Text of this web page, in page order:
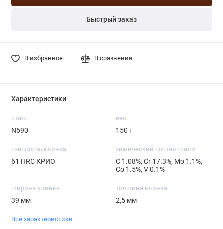
Быстрый заказ
В избранное В сравнение
Характеристики
сталь
N690
вес
150 г
твердость клинка
61 HRC КРИО
химический состав стали
С 1.08%, Cr 17.3%, Mo 1.1%,
Со 1.5%, V 0.1%
ширина клинка
39 мм
толщина клинка
2,5 мм
Все характеристики